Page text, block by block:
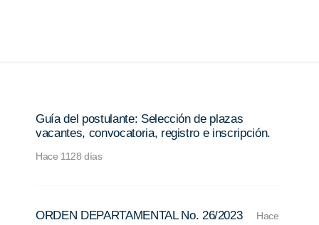
Guía del postulante: Selección de plazas
vacantes, convocatoria, registro e inscripción.
Hace 1128 días
ORDEN DEPARTAMENTAL No. 26/2023
Hace